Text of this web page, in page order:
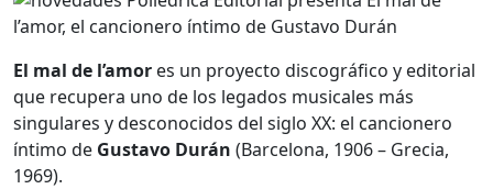
El mal de l’amor es un proyecto discográfico y editorial
que recupera uno de los legados musicales más
singulares y desconocidos del siglo XX: el cancionero
íntimo de Gustavo Durán (Barcelona, 1906 – Grecia,
1969).